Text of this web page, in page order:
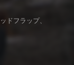
ドフラップ、